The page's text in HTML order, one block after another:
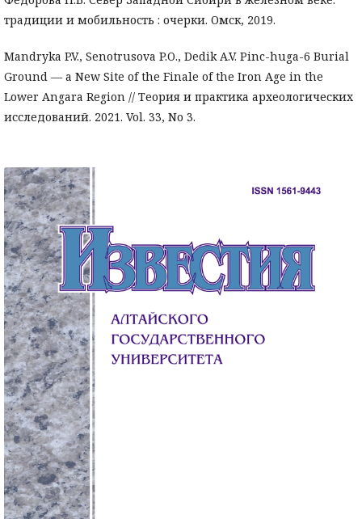
традиции и мобильность : очерки. Омск, 2019.
Mandryka P.V., Senotrusova P.O., Dedik A.V. Pinc-huga-6 Burial
Ground — a New Site of the Finale of the Iron Age in the
Lower Angara Region // Теория и практика археологических
исследований. 2021. Vol. 33, No 3.